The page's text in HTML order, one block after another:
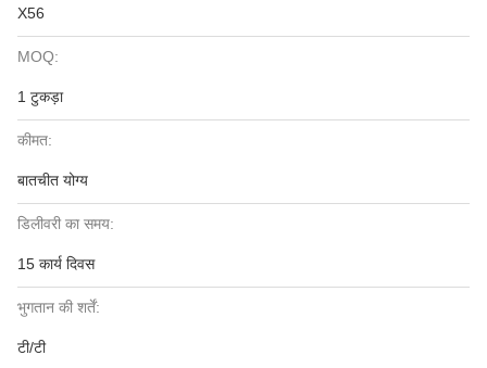
X56
MOQ:
1 टुकड़ा
कीमत:
बातचीत योग्य
डिलीवरी का समय:
15 कार्य दिवस
भुगतान की शर्तें:
टी/टी